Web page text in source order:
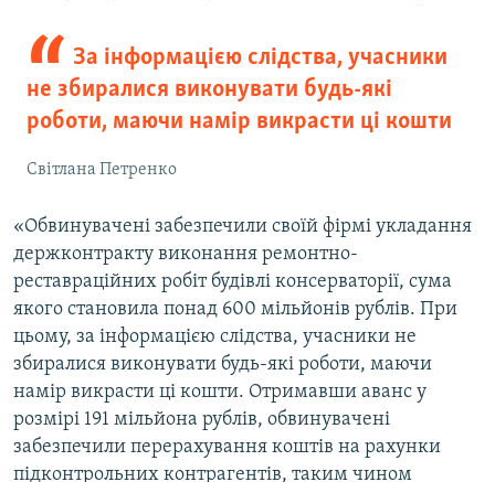
За інформацією слідства, учасники
не збиралися виконувати будь-які
роботи, маючи намір викрасти ці кошти
Світлана Петренко
«Обвинувачені забезпечили своїй фірмі укладання
держконтракту виконання ремонтно-
реставраційних робіт будівлі консерваторії, сума
якого становила понад 600 мільйонів рублів. При
цьому, за інформацією слідства, учасники не
збиралися виконувати будь-які роботи, маючи
намір викрасти ці кошти. Отримавши аванс у
розмірі 191 мільйона рублів, обвинувачені
забезпечили перерахування коштів на рахунки
підконтрольних контрагентів, таким чином